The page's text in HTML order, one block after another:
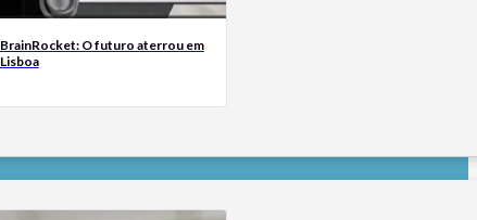
BrainRocket: O futuro aterrou em
Lisboa